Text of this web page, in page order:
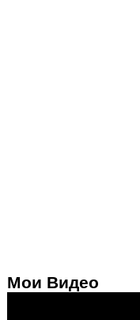
Мои Видео